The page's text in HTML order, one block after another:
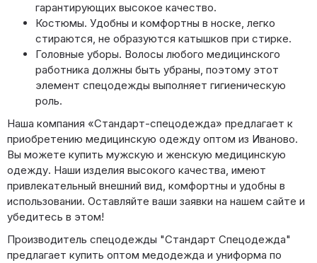
гарантирующих высокое качество.
Костюмы. Удобны и комфортны в носке, легко
стираются, не образуются катышков при стирке.
Головные уборы. Волосы любого медицинского
работника должны быть убраны, поэтому этот
элемент спецодежды выполняет гигиеническую
роль.
Наша компания «Стандарт-спецодежда» предлагает к
приобретению медицинскую одежду оптом из Иваново.
Вы можете купить мужскую и женскую медицинскую
одежду. Наши изделия высокого качества, имеют
привлекательный внешний вид, комфортны и удобны в
использовании. Оставляйте ваши заявки на нашем сайте и
убедитесь в этом!
Производитель спецодежды "Стандарт Спецодежда"
предлагает купить оптом медодежда и униформа по